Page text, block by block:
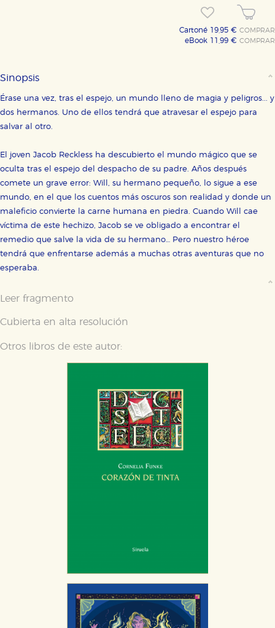
Cartoné 19,95 € COMPRAR
eBook 11,99 € COMPRAR
Sinopsis
Érase una vez, tras el espejo, un mundo lleno de magia y peligros... y
dos hermanos. Uno de ellos tendrá que atravesar el espejo para
salvar al otro.
El joven Jacob Reckless ha descubierto el mundo mágico que se
oculta tras el espejo del despacho de su padre. Años después
comete un grave error: Will, su hermano pequeño, lo sigue a ese
mundo, en el que los cuentos más oscuros son realidad y donde un
maleficio convierte la carne humana en piedra. Cuando Will cae
víctima de este hechizo, Jacob se ve obligado a encontrar el
remedio que salve la vida de su hermano… Pero nuestro héroe
tendrá que enfrentarse además a muchas otras aventuras que no
esperaba.
Leer fragmento
Cubierta en alta resolución
Otros libros de este autor: